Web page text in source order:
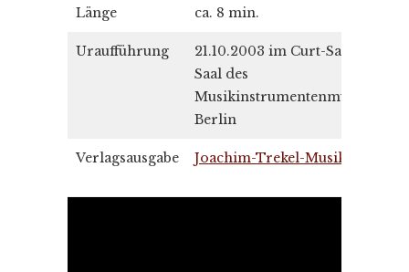
Länge ca. 8 min.
Uraufführung
21.10.2003 im Curt-Sachs-
Saal des
Musikinstrumentenmuseums
Berlin
Verlagsausgabe Joachim-Trekel-Musikverlag